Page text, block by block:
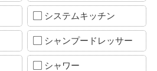
システムキッチン
シャンプードレッサー
シャワー